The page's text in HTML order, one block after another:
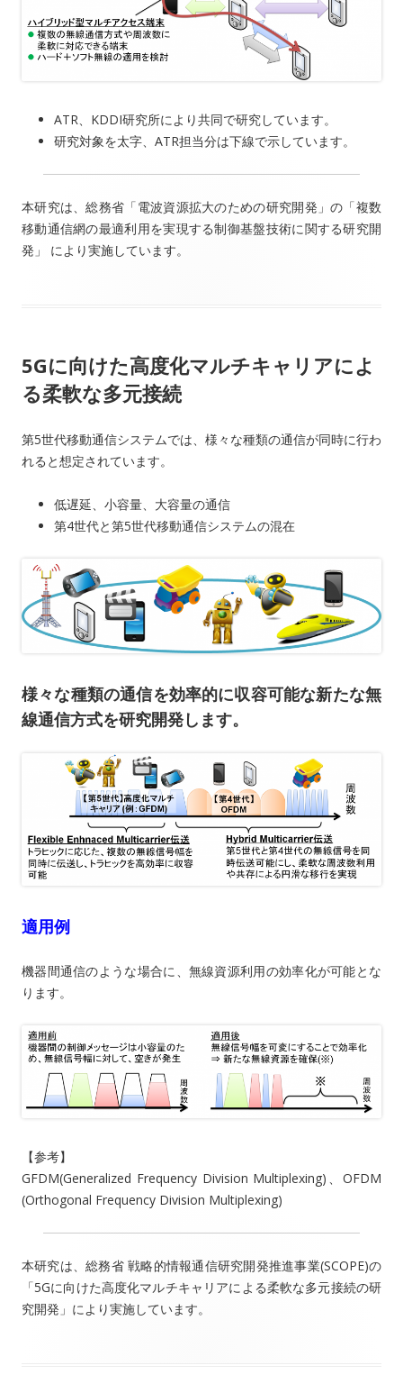
ATR、KDDI研究所により共同で研究しています。
研究対象を太字、ATR担当分は下線で示しています。
本研究は、総務省「電波資源拡大のための研究開発」の「複数
移動通信網の最適利用を実現する制御基盤技術に関する研究開
発」 により実施しています。
5Gに向けた高度化マルチキャリアによ
る柔軟な多元接続
第5世代移動通信システムでは、様々な種類の通信が同時に行わ
れると想定されています。
低遅延、小容量、大容量の通信
第4世代と第5世代移動通信システムの混在
様々な種類の通信を効率的に収容可能な新たな無
線通信方式を研究開発します。
適用例
機器間通信のような場合に、無線資源利用の効率化が可能とな
ります。
【参考】
GFDM(Generalized Frequency Division Multiplexing)、OFDM
(Orthogonal Frequency Division Multiplexing)
本研究は、総務省 戦略的情報通信研究開発推進事業(SCOPE)の
「5Gに向けた高度化マルチキャリアによる柔軟な多元接続の研
究開発」により実施しています。